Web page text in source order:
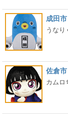
成田市
うなり
佐倉市
カムロ